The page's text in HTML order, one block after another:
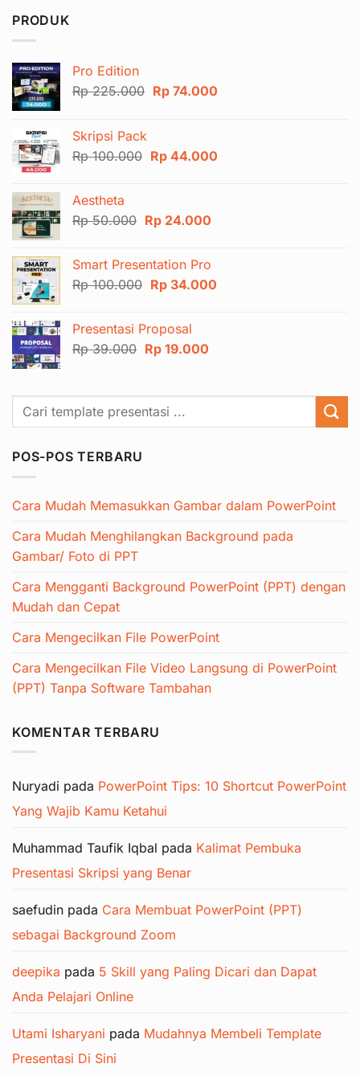
PRODUK
Pro Edition
Rp225.000 Harga
Rp74.000Harga
Rp 74.000.
Skripsi Pack
Rp100.000 Harga
Rp44.000Harga
Aestheta
Rp50.000 Harga
Rp 50.000.
Rp24.000Harga
adalah:
Rp 24.000.
Smart Presentation Pro
Rp100.000 Harga
Rp 100.000.
Rp34.000Harga
Presentasi Proposal
Rp39.000 Harga
Rp 39.000.
Rp19.000Harga
adalah:
POS-POS TERBARU
Cara Mudah Memasukkan Gambar dalam PowerPoint
Cara Mudah Menghilangkan Background pada
Gambar/ Foto di PPT
Cara Mengganti Background PowerPoint (PPT) dengan
Mudah dan Cepat
Cara Mengecilkan File PowerPoint
Cara Mengecilkan File Video Langsung di PowerPoint
(PPT) Tanpa Software Tambahan
KOMENTAR TERBARU
Nuryadi pada PowerPoint Tips: 10 Shortcut PowerPoint
Yang Wajib Kamu Ketahui
Muhammad Taufik Iqbal pada Kalimat Pembuka
Presentasi Skripsi yang Benar
saefudin pada Cara Membuat PowerPoint (PPT)
sebagai Background Zoom
deepika pada 5 Skill yang Paling Dicari dan Dapat
Anda Pelajari Online
Utami Isharyani pada Mudahnya Membeli Template
Presentasi Di Sini